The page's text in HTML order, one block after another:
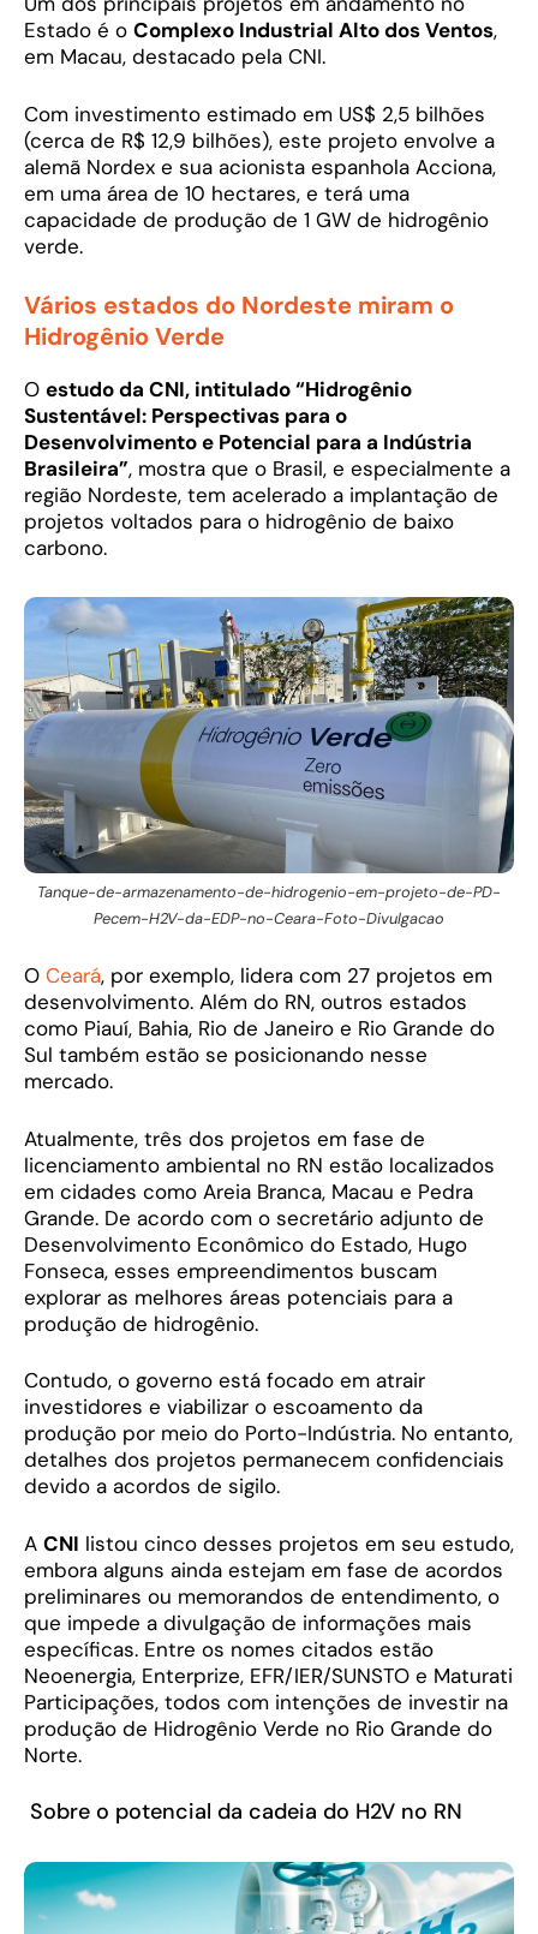
Estado é o Complexo Industrial Alto dos Ventos,
em Macau, destacado pela CNI.
Com investimento estimado em US$ 2,5 bilhões
(cerca de R$ 12,9 bilhões), este projeto envolve a
alemã Nordex e sua acionista espanhola Acciona,
em uma área de 10 hectares, e terá uma
capacidade de produção de 1 GW de hidrogênio
verde.
Vários estados do Nordeste miram o
Hidrogênio Verde
O estudo da CNI, intitulado “Hidrogênio
Sustentável: Perspectivas para o
Desenvolvimento e Potencial para a Indústria
Brasileira”, mostra que o Brasil, e especialmente a
região Nordeste, tem acelerado a implantação de
projetos voltados para o hidrogênio de baixo
carbono.
Tanque-de-armazenamento-de-hidrogenio-em-projeto-de-PD-
Pecem-H2V-da-EDP-no-Ceara-Foto-Divulgacao
O Ceará, por exemplo, lidera com 27 projetos em
desenvolvimento. Além do RN, outros estados
como Piauí, Bahia, Rio de Janeiro e Rio Grande do
Sul também estão se posicionando nesse
mercado.
Atualmente, três dos projetos em fase de
licenciamento ambiental no RN estão localizados
em cidades como Areia Branca, Macau e Pedra
Grande. De acordo com o secretário adjunto de
Desenvolvimento Econômico do Estado, Hugo
Fonseca, esses empreendimentos buscam
explorar as melhores áreas potenciais para a
produção de hidrogênio.
Contudo, o governo está focado em atrair
investidores e viabilizar o escoamento da
produção por meio do Porto-Indústria. No entanto,
detalhes dos projetos permanecem confidenciais
devido a acordos de sigilo.
A CNI listou cinco desses projetos em seu estudo,
embora alguns ainda estejam em fase de acordos
preliminares ou memorandos de entendimento, o
que impede a divulgação de informações mais
específicas. Entre os nomes citados estão
Neoenergia, Enterprize, EFR/IER/SUNSTO e Maturati
Participações, todos com intenções de investir na
produção de Hidrogênio Verde no Rio Grande do
Norte.
Sobre o potencial da cadeia do H2V no RN